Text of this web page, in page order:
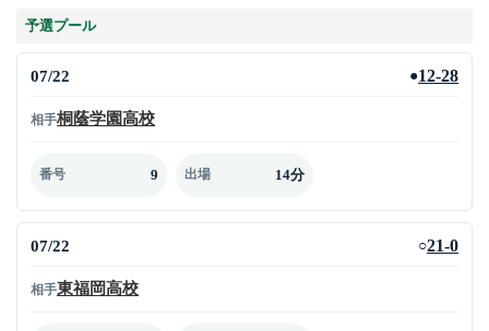
予選プール
07/22 ●12-28
相手桐蔭学園高校
番号 9 出場 14分
07/22 ○21-0
相手東福岡高校